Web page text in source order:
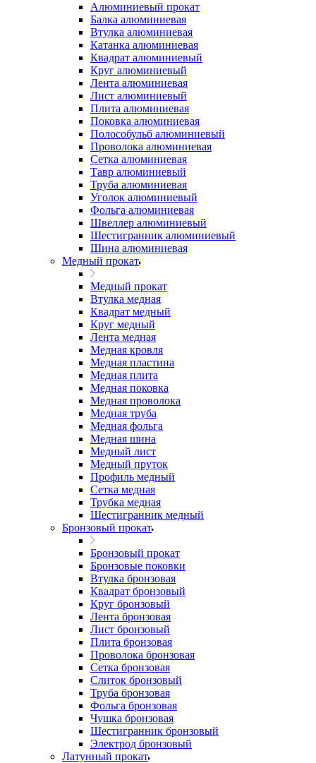
Алюминиевый прокат
Балка алюминиевая
Втулка алюминиевая
Катанка алюминиевая
Квадрат алюминиевый
Круг алюминиевый
Лента алюминиевая
Лист алюминиевый
Плита алюминиевая
Поковка алюминиевая
Полособульб алюминиевый
Проволока алюминиевая
Сетка алюминиевая
Тавр алюминиевый
Труба алюминиевая
Уголок алюминиевый
Фольга алюминиевая
Швеллер алюминиевый
Шестигранник алюминиевый
Шина алюминиевая
Медный прокат
Медный прокат
Втулка медная
Квадрат медный
Круг медный
Лента медная
Медная кровля
Медная пластина
Медная плита
Медная поковка
Медная проволока
Медная труба
Медная фольга
Медная шина
Медный лист
Медный пруток
Профиль медный
Сетка медная
Трубка медная
Шестигранник медный
Бронзовый прокат
Бронзовый прокат
Бронзовые поковки
Втулка бронзовая
Квадрат бронзовый
Круг бронзовый
Лента бронзовая
Лист бронзовый
Плита бронзовая
Проволока бронзовая
Сетка бронзовая
Слиток бронзовый
Труба бронзовая
Фольга бронзовая
Чушка бронзовая
Шестигранник бронзовый
Электрод бронзовый
Латунный прокат